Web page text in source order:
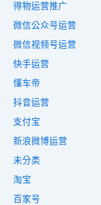
得物运营推广
微信公众号运营
微信视频号运营
快手运营
懂车帝
抖音运营
支付宝
新浪微博运营
未分类
淘宝
百家号